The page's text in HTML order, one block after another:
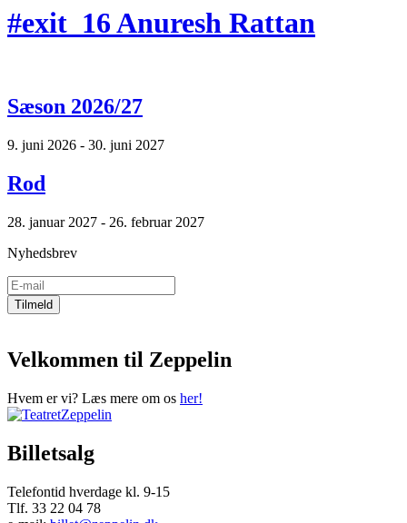
#exit_16 Anuresh Rattan
Sæson 2026/27
9. juni 2026 - 30. juni 2027
Rod
28. januar 2027 - 26. februar 2027
Nyhedsbrev
Velkommen til Zeppelin
Hvem er vi? Læs mere om os her!
Billetsalg
Telefontid hverdage kl. 9-15
Tlf. 33 22 04 78